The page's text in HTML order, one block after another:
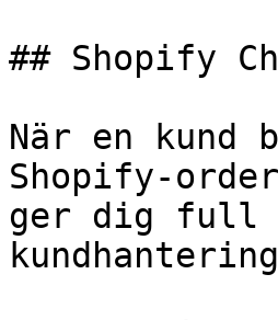
## Shopify
När en kund
Shopify-
ger dig full